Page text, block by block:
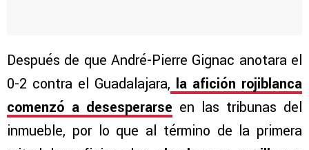
Después de que André-Pierre Gignac anotara el
0-2 contra el Guadalajara, la afición rojiblanca
comenzó a desesperarse en las tribunas del
inmueble, por lo que al término de la primera